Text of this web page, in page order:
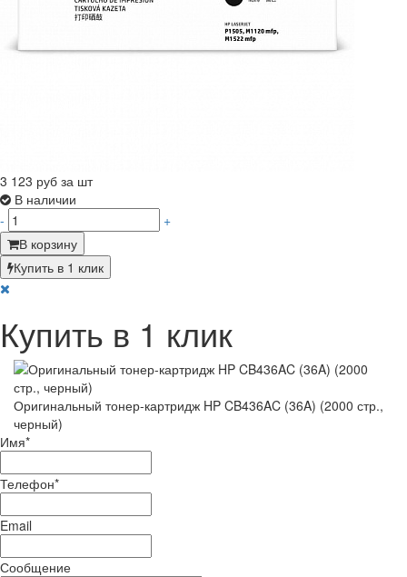
3 123 руб за шт
В наличии
-
+
В корзину
Купить в 1 клик
Купить в 1 клик
Оригинальный тонер-картридж HP CB436AC (36A) (2000 стр.,
черный)
Имя*
Телефон*
Email
Сообщение